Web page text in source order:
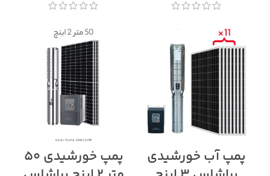
پمپ آب خورشیدی
پمپ خورشیدی ۵۰